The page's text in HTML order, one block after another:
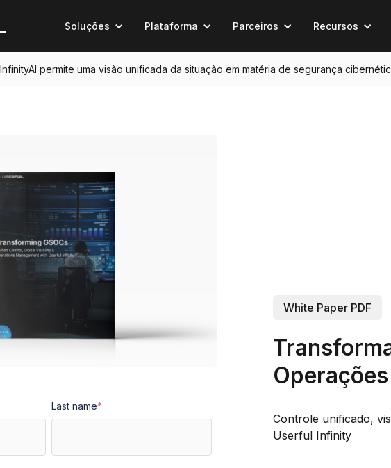
Soluções Plataforma Parceiros Recursos
permite uma visão unificada da situação em matéria de segurança
Last name*
White Paper PDF
Controle unificado,
Userful Infinity